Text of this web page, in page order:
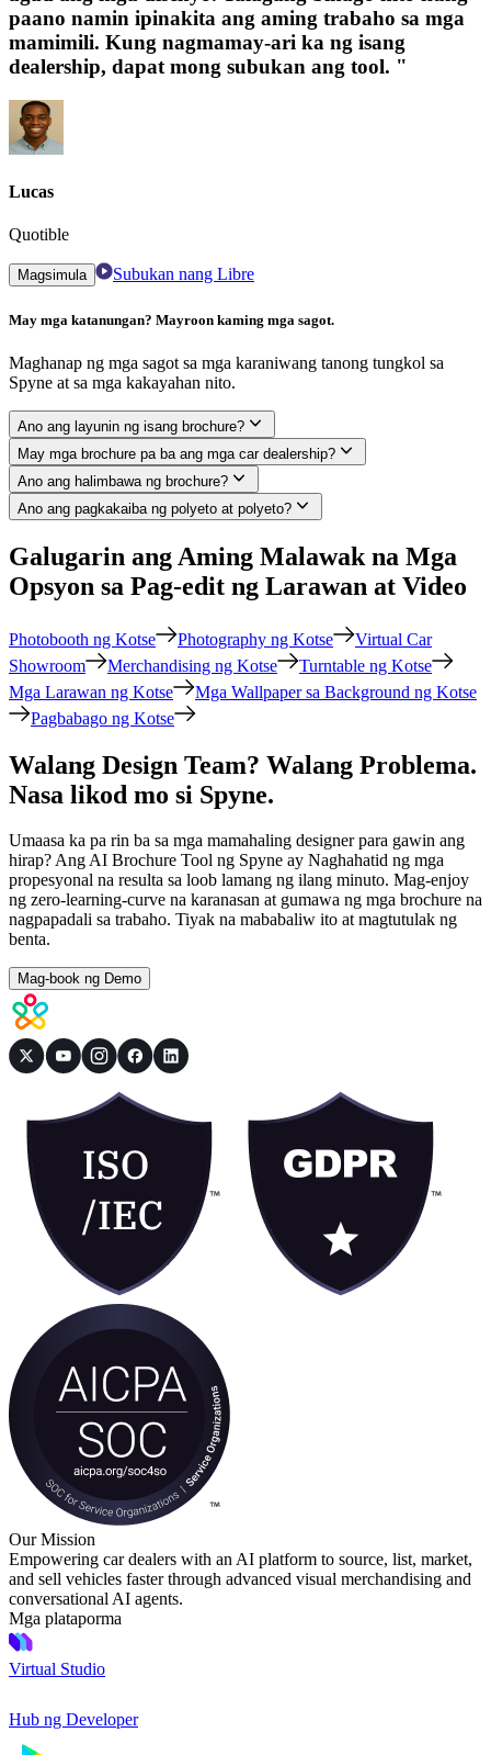
paano namin ipinakita ang aming trabaho sa mga
mamimili. Kung nagmamay-ari ka ng isang
dealership, dapat mong subukan ang tool. "
Lucas
Quotible
Magsimula Subukan nang Libre
May mga katanungan? Mayroon kaming mga sagot.
Maghanap ng mga sagot sa mga karaniwang tanong tungkol sa
Spyne at sa mga kakayahan nito.
Ano ang layunin ng isang brochure?
May mga brochure pa ba ang mga car dealership?
Ano ang halimbawa ng brochure?
Ano ang pagkakaiba ng polyeto at polyeto?
Galugarin ang Aming Malawak na Mga
Opsyon sa Pag-edit ng Larawan at Video
Photobooth ng Kotse Photography ng Kotse
Virtual Car
Showroom
Merchandising ng Kotse
Turntable ng Kotse
Mga Larawan ng Kotse
Mga Wallpaper sa Background ng Kotse
Pagbabago ng Kotse
Walang Design Team? Walang Problema.
Nasa likod mo si Spyne.
Umaasa ka pa rin ba sa mga mamahaling designer para gawin ang
hirap? Ang AI Brochure Tool ng Spyne ay Naghahatid ng mga
propesyonal na resulta sa loob lamang ng ilang minuto. Mag-enjoy
ng zero-learning-curve na karanasan at gumawa ng mga brochure na
nagpapadali sa trabaho. Tiyak na mababaliw ito at magtutulak ng
benta.
Mag-book ng Demo
Our Mission
Empowering car dealers with an AI platform to source, list, market,
and sell vehicles faster through advanced visual merchandising and
conversational AI agents.
Mga plataporma
Virtual Studio
Hub ng Developer